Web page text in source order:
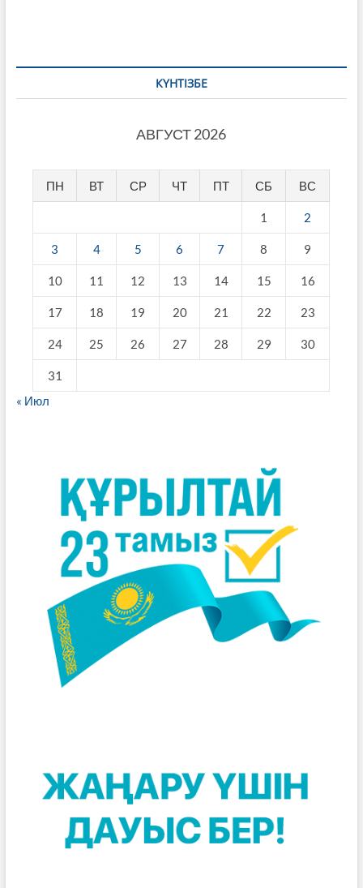
КҮНТІЗБЕ
АВГУСТ 2026
ПН ВТ СР ЧТ ПТ СБ ВС
1 2
3 4 5 6 7 8 9
10 11 12 13 14 15 16
17 18 19 20 21 22 23
24 25 26 27 28 29 30
31
« Июл